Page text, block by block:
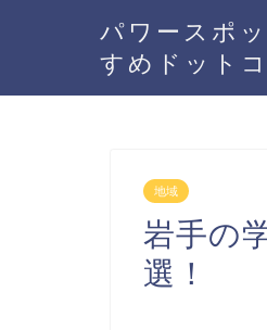
パワースポ
すめドット
地域
岩手の
選！